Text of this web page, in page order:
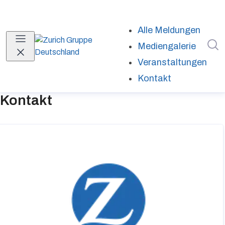
Alle Meldungen
Mediengalerie
Veranstaltungen
Kontakt
Kontakt